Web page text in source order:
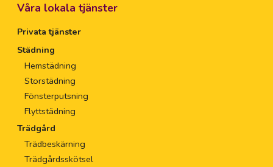
Våra lokala tjänster
Privata tjänster
Städning
Hemstädning
Storstädning
Fönsterputsning
Flyttstädning
Trädgård
Trädbeskärning
Trädgårdsskötsel